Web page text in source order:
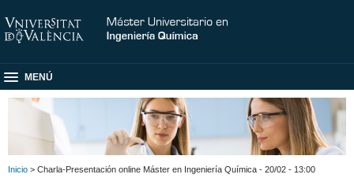
MENÚ
Inicio > Charla-Presentación online Máster en Ingeniería Química - 20/02 - 13:00